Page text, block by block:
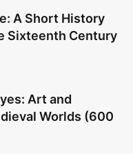
A Short History
Sixteenth Century
Art and
Worlds (600